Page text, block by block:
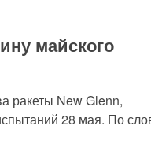
майского
ракеты New Glenn,
28 мая. По